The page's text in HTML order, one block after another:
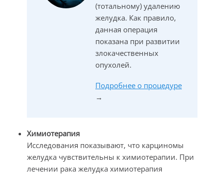
(тотальному) удалению
желудка. Как правило,
данная операция
показана при развитии
злокачественных
опухолей.
Подробнее о процедуре
→
Химиотерапия
Исследования показывают, что карциномы
желудка чувствительны к химиотерапии. При
лечении рака желудка химиотерапия